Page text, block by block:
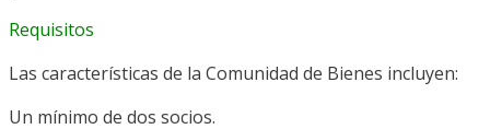
Requisitos
Las características de la Comunidad de Bienes incluyen:
Un mínimo de dos socios.